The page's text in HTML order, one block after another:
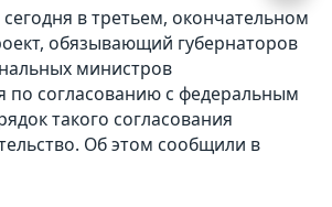
в третьем, окончательном
обязывающий губернаторов
министров
по согласованию с федеральным
такого согласования
Об этом сообщили в